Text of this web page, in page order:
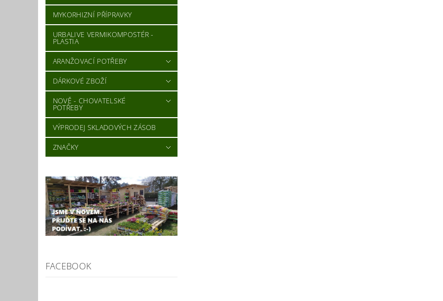
MYKORHIZNÍ PŘÍPRAVKY
URBALIVE VERMIKOMPOSTÉR -
PLASTIA
ARANŽOVACÍ POTŘEBY
DÁRKOVÉ ZBOŽÍ
NOVĚ - CHOVATELSKÉ
POTŘEBY
VÝPRODEJ SKLADOVÝCH ZÁSOB
ZNAČKY
FACEBOOK